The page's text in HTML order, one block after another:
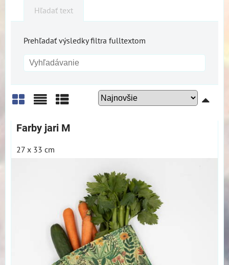
Hľadať text
Prehľadať výsledky filtra fulltextom
Mriežka
Farby jari M
27 x 33 cm